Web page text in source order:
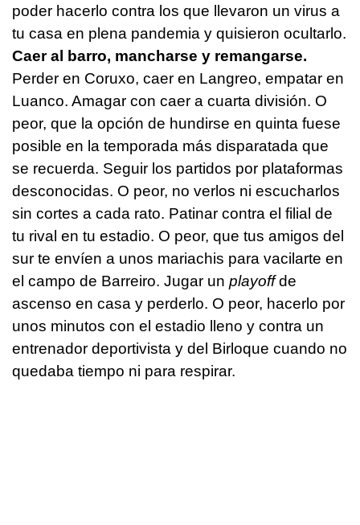
poder hacerlo contra los que llevaron un virus a
tu casa en plena pandemia y quisieron ocultarlo.
Caer al barro, mancharse y remangarse.
Perder en Coruxo, caer en Langreo, empatar en
Luanco. Amagar con caer a cuarta división. O
peor, que la opción de hundirse en quinta fuese
posible en la temporada más disparatada que
se recuerda. Seguir los partidos por plataformas
desconocidas. O peor, no verlos ni escucharlos
sin cortes a cada rato. Patinar contra el filial de
tu rival en tu estadio. O peor, que tus amigos del
sur te envíen a unos mariachis para vacilarte en
el campo de Barreiro. Jugar un playoffde
ascenso en casa y perderlo. O peor, hacerlo por
unos minutos con el estadio lleno y contra un
entrenador deportivista y del Birloque cuando no
quedaba tiempo ni para respirar.